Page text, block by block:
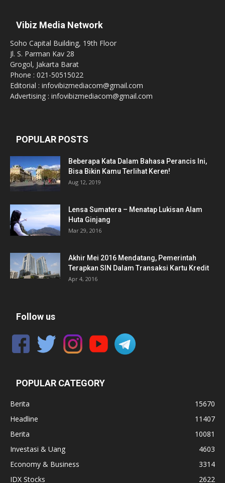
Vibiz Media Network
Soho Capital Building, 19th Floor
Jl. S. Parman Kav 28
Grogol, Jakarta Barat
Phone : 021-50515022
Editorial : infovibizmediacom@gmail.com
Advertising : infovibizmediacom@gmail.com
POPULAR POSTS
Beberapa Kata Dalam Bahasa Perancis Ini,
Bisa Bikin Kamu Terlihat Keren!
Aug 12, 2019
Lensa Sumatera – Menatap Lukisan Alam
Huta Ginjang
Mar 29, 2016
Akhir Mei 2016 Mendatang, Pemerintah
Terapkan SIN Dalam Transaksi Kartu Kredit
Apr 4, 2016
Follow us
POPULAR CATEGORY
Berita
15670
Headline
11407
Berita
10081
Investasi & Uang
4603
Economy & Business
3314
IDX Stocks
2622